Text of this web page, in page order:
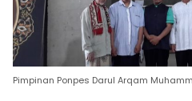
Pimpinan Ponpes Darul Arqam